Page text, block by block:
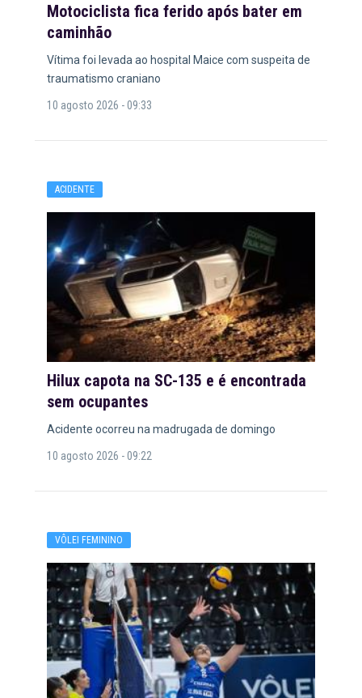
Motociclista fica ferido após bater em
caminhão
Vítima foi levada ao hospital Maice com suspeita de
traumatismo craniano
10 agosto 2026 - 09:33
ACIDENTE
Hilux capota na SC-135 e é encontrada
sem ocupantes
Acidente ocorreu na madrugada de domingo
10 agosto 2026 - 09:22
VÔLEI FEMININO